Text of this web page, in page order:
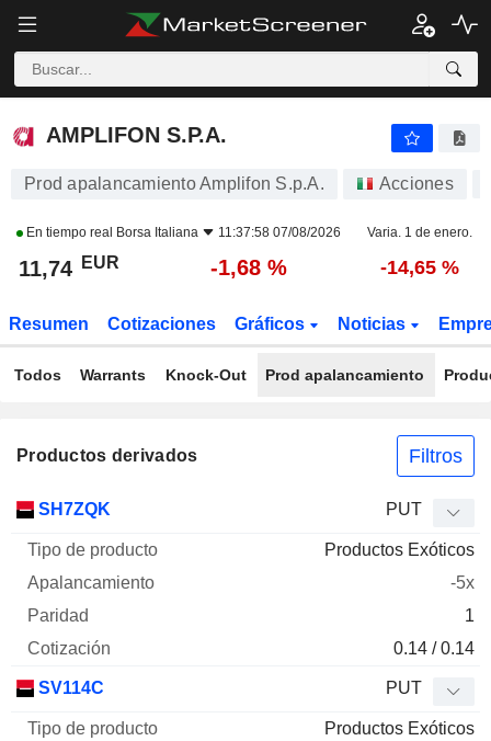
AMPLIFON S.P.A.
AMPLIFON S.P.A.
Prod apalancamiento Amplifon S.p.A. Acciones
En tiempo real Borsa Italiana 11:37:58 07/08/2026 Varia. 1 de enero.
11,74 EUR -1,68 % -14,65 %
Resumen Cotizaciones Gráficos Noticias
Todos Warrants Knock-Out Prod apalancamiento
Productos derivados Filtros
SH7ZQK PUT
Productos Exóticos
-5x
1
0.14 / 0.14
SV114C PUT
Productos Exóticos